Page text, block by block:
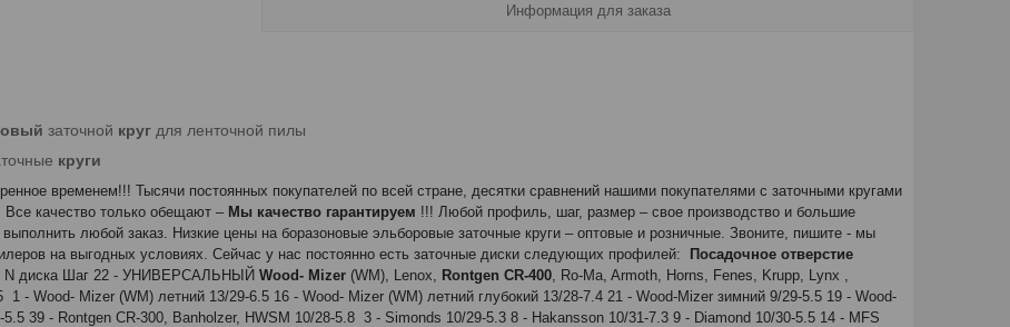
Информация для заказа
заточной круг для ленточной пилы
круги
временем!!! Тысячи постоянных покупателей по всей стране, десятки сравнений нашими покупателями с заточными кругами
Все качество только обещают – Мы качество гарантируем !!! Любой профиль, шаг, размер – свое производство и большие
любой заказ. Низкие цены на боразоновые эльборовые заточные круги – оптовые и розничные. Звоните, пишите - мы
на выгодных условиях. Сейчас у нас постоянно есть заточные диски следующих профилей:
Посадочное отверстие
N диска Шаг 22 - УНИВЕРСАЛЬНЫЙ Wood- Mizer (WM), Lenox, Rontgen CR-400 , Ro-Ma, Armoth, Horns, Fenes, Krupp, Lynx ,
- Wood- Mizer (WM) летний 13/29-6.5 16 - Wood- Mizer (WM) летний глубокий 13/28-7.4 21 - Wood-Mizer зимний 9/29-5.5 19 - Wood-
39 - Rontgen CR-300, Banholzer, HWSM 10/28-5.8 3 - Simonds 10/29-5.3 8 - Hakansson 10/31-7.3 9 - Diamond 10/30-5.5 14 - MFS